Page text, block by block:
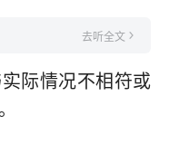
去听全文
际情况不相符或